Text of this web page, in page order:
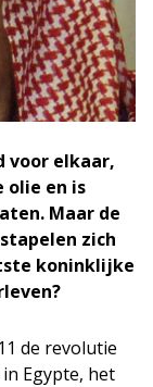
voor elkaar,
olie en is
Maar de
zich
koninklijke
de revolutie
Egypte, het